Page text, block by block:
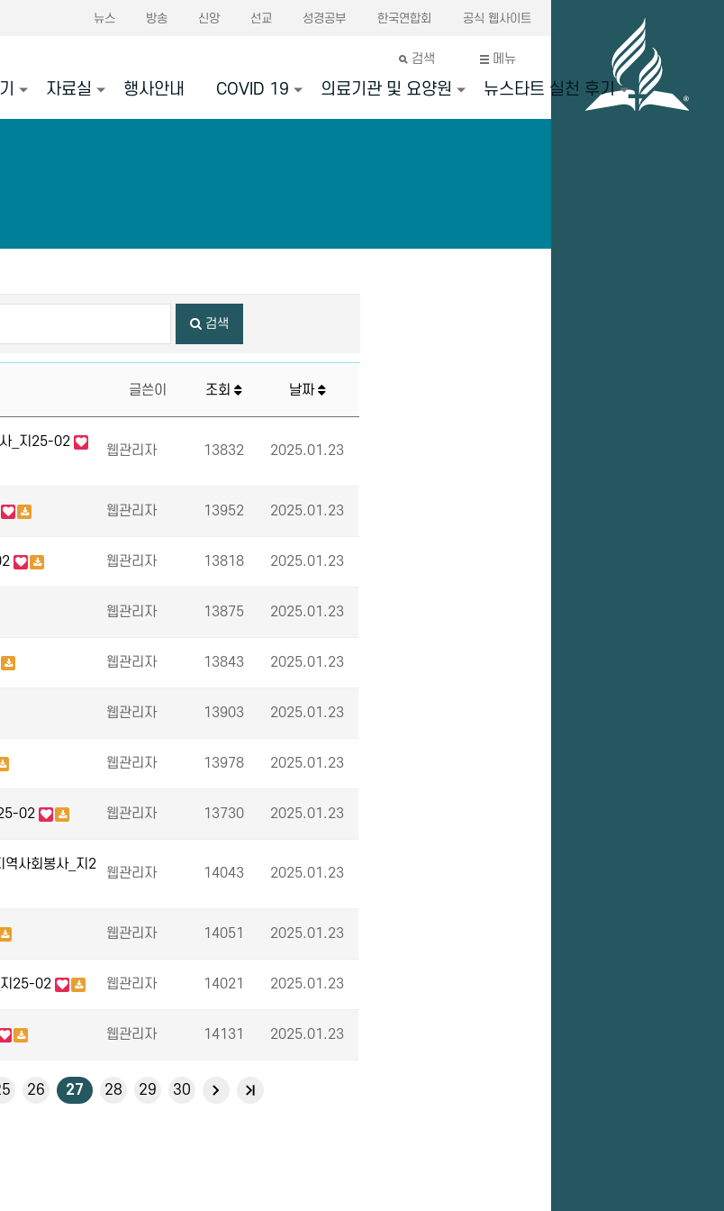
뉴스 방송 신앙 선교 성경공부 한국연합회 공식 웹사이트
검색 메뉴
자료실 행사안내 COVID 19 의료기관 및 요양원 뉴스타트 실천 후기
검색
글쓴이 조회 날짜
사_지25-02
웹관리자 13832 2025.01.23
웹관리자 13952 2025.01.23
웹관리자 13818 2025.01.23
웹관리자 13875 2025.01.23
웹관리자 13843 2025.01.23
웹관리자 13903 2025.01.23
웹관리자 13978 2025.01.23
02 웹관리자 13730 2025.01.23
역사회봉사_지2
웹관리자 14043 2025.01.23
웹관리자 14051 2025.01.23
지25-02 웹관리자 14021 2025.01.23
웹관리자 14131 2025.01.23
26 27 28 29 30